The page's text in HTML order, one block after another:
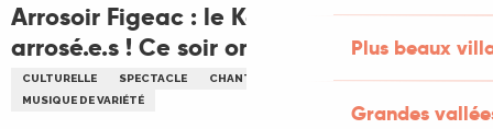
Plus beaux
Grandes
Arrosoir Figeac : le Karaoké des
arrosé.e.s ! Ce soir on chante !
CULTURELLE SPECTACLE CHANT
MUSIQUE DE VARIÉTÉ